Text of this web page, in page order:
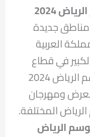
2024
جديدة
العربية
في قطاع
الترفيه بالمملكة. كما أن موسم الرياض 2024
بطولة عالمية و100 معرض ومهرجان
المختلفة.
الرياض